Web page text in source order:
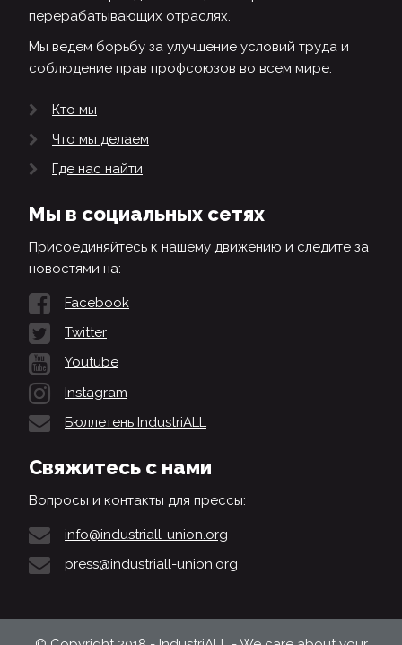
перерабатывающих отраслях.
Мы ведем борьбу за улучшение условий труда и
соблюдение прав профсоюзов во всем мире.
Кто мы
Что мы делаем
Где нас найти
Мы в социальных сетях
Присоединяйтесь к нашему движению и следите за
новостями на:
Facebook
Twitter
Youtube
Instagram
Бюллетень IndustriALL
Свяжитесь с нами
Вопросы и контакты для прессы:
info@industriall-union.org
press@industriall-union.org